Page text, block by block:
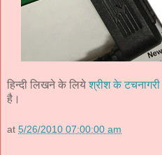
हिन्दी लिखने के लियेश्रीश के टचनागरी
है।
at 5/26/2010 07:00:00 am